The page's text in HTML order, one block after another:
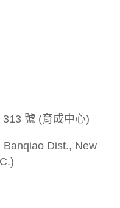
號 (育成中心)
Dist., New